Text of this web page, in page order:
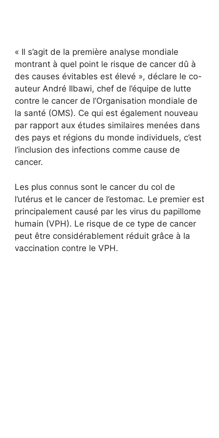
« Il s’agit de la première analyse mondiale
montrant à quel point le risque de cancer dû à
des causes évitables est élevé », déclare le co-
auteur André Ilbawi, chef de l’équipe de lutte
contre le cancer de l’Organisation mondiale de
la santé (OMS). Ce qui est également nouveau
par rapport aux études similaires menées dans
des pays et régions du monde individuels, c’est
l’inclusion des infections comme cause de
cancer.
Les plus connus sont le cancer du col de
l’utérus et le cancer de l’estomac. Le premier est
principalement causé par les virus du papillome
humain (VPH). Le risque de ce type de cancer
peut être considérablement réduit grâce à la
vaccination contre le VPH.